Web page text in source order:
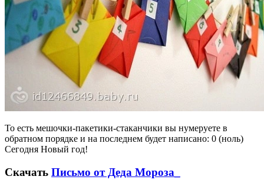
То есть мешочки-пакетики-стаканчики вы нумеруете в
обратном порядке и на последнем будет написано: 0 (ноль)
Сегодня Новый год!
Скачать Письмо от Деда Мороза_